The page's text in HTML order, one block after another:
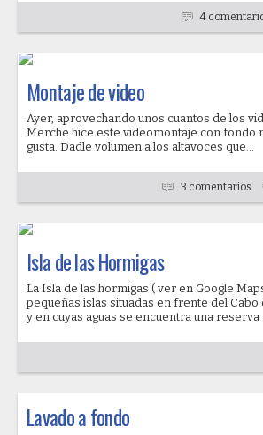
4
Montaje de video
Ayer, aprovechando unos cuantos de los
Merche hice este videomontaje con fondo
gusta. Dadle volumen a los altavoces que...
3 comentarios
Isla de las Hormigas
La Isla de las hormigas ( ver en Google
pequeñas islas situadas en frente del Cabo
y en cuyas aguas se encuentra una reserva
Lavado a fondo